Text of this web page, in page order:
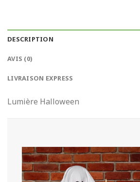
DESCRIPTION
AVIS (0)
LIVRAISON EXPRESS
Lumière Halloween